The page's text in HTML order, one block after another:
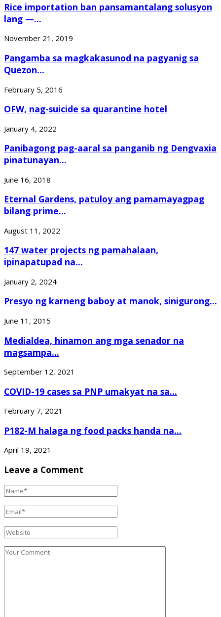
Rice importation ban pansamantalang solusyon
lang —...
November 21, 2019
Pangamba sa magkakasunod na pagyanig sa
Quezon...
February 5, 2016
OFW, nag-suicide sa quarantine hotel
January 4, 2022
Panibagong pag-aaral sa panganib ng Dengvaxia
pinatunayan...
June 16, 2018
Eternal Gardens, patuloy ang pamamayagpag
bilang prime...
August 11, 2022
147 water projects ng pamahalaan,
ipinapatupad na...
January 2, 2024
Presyo ng karneng baboy at manok, sinigurong...
June 11, 2015
Medialdea, hinamon ang mga senador na
magsampa...
September 12, 2021
COVID-19 cases sa PNP umakyat na sa...
February 7, 2021
P182-M halaga ng food packs handa na...
April 19, 2021
Leave a Comment